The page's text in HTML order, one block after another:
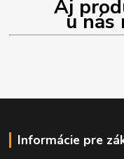
Aj
u nás
Informácie pre